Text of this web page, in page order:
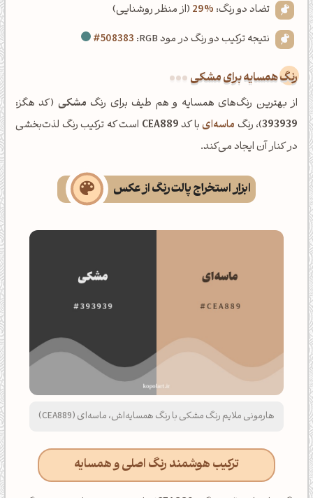
تضاد دو رنگ: 29% (از منظر روشنایی)
نتیجه ترکیب دو رنگ در مود RGB:
#508383
رنگ همسایه برای مشکی
از بهترین رنگ‌های همسایه و هم طیف برای رنگ مشکی (کد هگز:
393939)، رنگ ماسه‌ایبا کدCEA889 است که ترکیب رنگ لذت‌بخشی
در کنار آن ایجاد می‌کند.
ابزار استخراج پالت رنگ از عکس
هارمونی ملایم رنگ مشکی با رنگ همسایه‌اش، ماسه‌ای (CEA889)
ترکیب هوشمند رنگ اصلی و همسایه